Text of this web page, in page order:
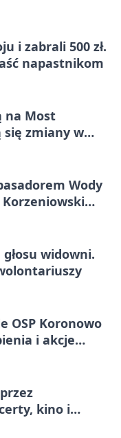
i zabrali 500 zł.
napastnikom
na Most
się zmiany w
Wody
Korzeniowski
widowni.
OSP Koronowo
i akcje
kino i